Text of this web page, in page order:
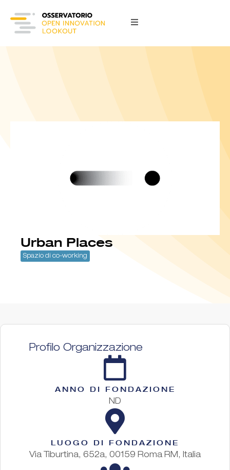
Urban Places
Spazio di co-working
Profilo Organizzazione
ANNO DI FONDAZIONE
ND
LUOGO DI FONDAZIONE
Via Tiburtina, 652a, 00159 Roma RM, Italia